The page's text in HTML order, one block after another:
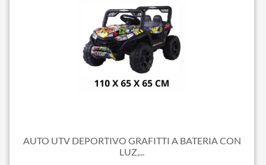
AUTO UTV DEPORTIVO GRAFITTI A BATERIA CON
LUZ,...